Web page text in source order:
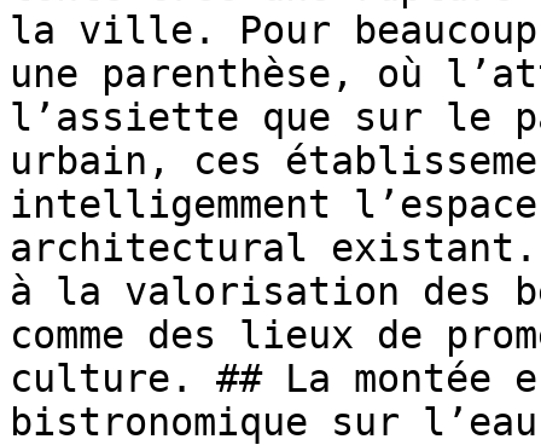
la ville. Pour
une parenthèse, où
l’assiette que sur le
urbain, ces
intelligemment
architectural
à la valorisation des
comme des lieux de
culture. ## La montée
bistronomique sur l’eau